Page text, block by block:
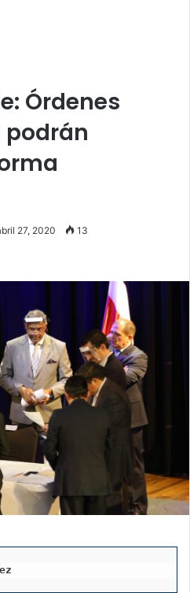
Órdenes
27, 2020 13